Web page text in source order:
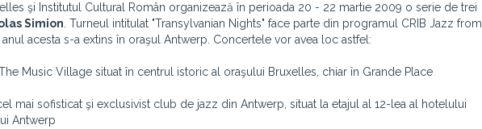
şi Institutul Cultural Român organizează în perioada 20 - 22 martie 2009 o serie de trei
Simion . Turneul intitulat "Transylvanian Nights" face parte din programul CRIB Jazz from
acesta s-a extins în oraşul Antwerp. Concertele vor avea loc astfel:
Music Village situat în centrul istoric al oraşului Bruxelles, chiar în Grande Place
mai sofisticat şi exclusivist club de jazz din Antwerp, situat la etajul al 12-lea al hotelului
Antwerp